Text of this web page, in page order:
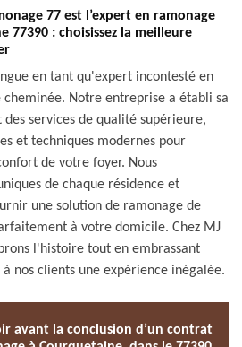
77 est l’expert en ramonage
77390 : choisissez la meilleure
en tant qu'expert incontesté en
Notre entreprise a établi sa
services de qualité supérieure,
et techniques modernes pour
de votre foyer. Nous
de chaque résidence et
une solution de ramonage de
à votre domicile. Chez MJ
l'histoire tout en embrassant
nos clients une expérience inégalée.
avant la conclusion d’un contrat